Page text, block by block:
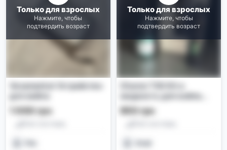
Только для взрослых
Нажмите, чтобы
подтвердить возраст
Vexamarket Устройство
1 000 грн
Только для взрослых
Нажмите, чтобы
подтвердить возраст
Charon T50 Kit и
жидкость для вейпа
Фрапучино
950 грн